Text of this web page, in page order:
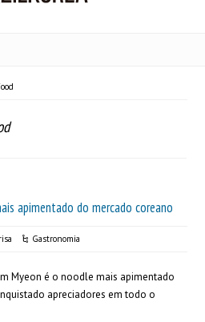
apimentado do mercado coreano
Gastronomia
Myeon é o noodle mais apimentado
apreciadores em todo o